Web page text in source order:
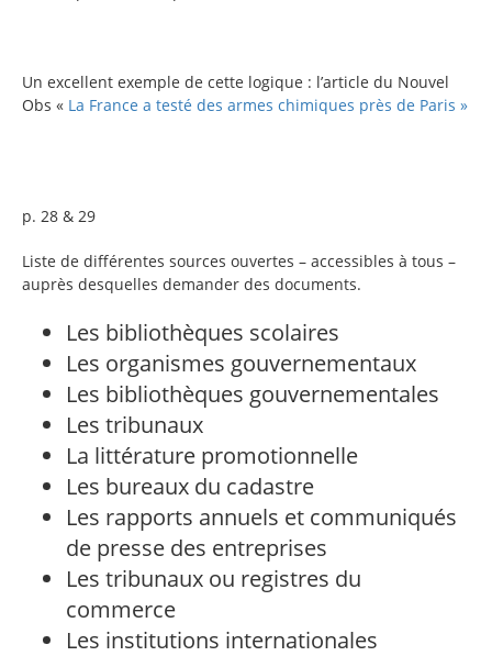
Un excellent exemple de cette logique : l’article du Nouvel
Obs « La France a testé des armes chimiques près de Paris »
p. 28 & 29
Liste de différentes sources ouvertes – accessibles à tous –
auprès desquelles demander des documents.
Les bibliothèques scolaires
Les organismes gouvernementaux
Les bibliothèques gouvernementales
Les tribunaux
La littérature promotionnelle
Les bureaux du cadastre
Les rapports annuels et communiqués
de presse des entreprises
Les tribunaux ou registres du
commerce
Les institutions internationales